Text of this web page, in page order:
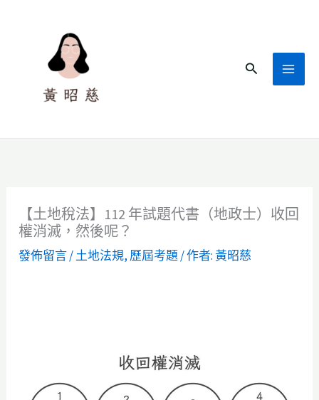
搜
【土地稅法】112 年試題代書（地政士）收回
權消滅，然後呢？
發佈留言/土地法規, 歷屆考題 / 作者:黃昭慈